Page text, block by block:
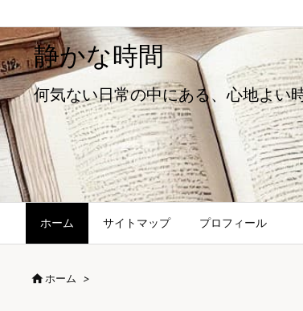
静かな時間
何気ない日常の中にある、心地よい
ホーム サイトマップ プロフィール
ホーム >